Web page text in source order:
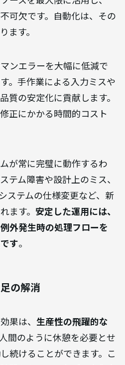
可欠です。自動化は、その
ます。
ンエラーを大幅に低減で
。手作業による入力ミスや
質の安定化に貢献します。
正にかかる時間的コスト
が常に完璧に動作するわ
テム障害や設計上のミス、
ステムの仕様変更など、新
ます。 安定した運用には、
外発生時の処理フローを
す。
の解消
果は、 生産性の飛躍的な
間のように休憩を必要とせ
続けることができます。こ